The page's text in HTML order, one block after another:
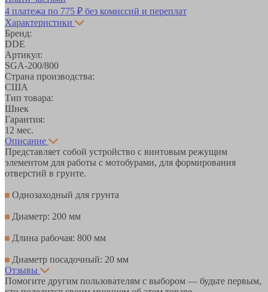
4 платежа по 775 ₽ без комиссий и переплат
Характеристики
Бренд:
DDE
Артикул:
SGA-200/800
Страна производства:
США
Тип товара:
Шнек
Гарантия:
12 мес.
Описание
Представляет собой устройство с винтовым режущим
элементом для работы с мотобурами, для формирования
отверстий в грунте.
Однозаходный для грунта
Диаметр: 200 мм
Длина рабочая: 800 мм
Диаметр посадочный: 20 мм
Отзывы
Помогите другим пользователям с выбором — будьте первым,